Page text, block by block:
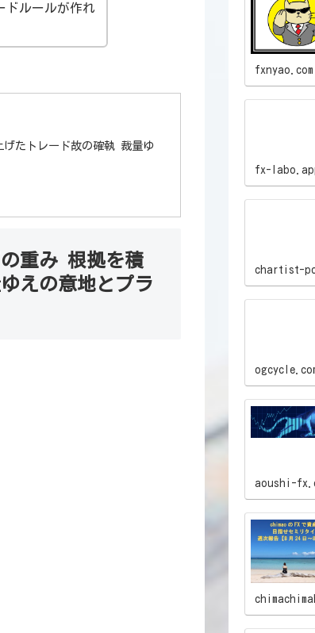
ドルールが作れ
げたトレード故の確執 裁量ゆ
の重み 根拠を積
えの意地とプラ
fxnyao.com
fx-
chartist-
aoushi-